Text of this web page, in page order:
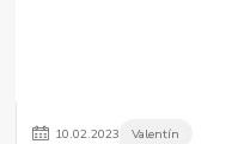
10.02.2023 Valentín